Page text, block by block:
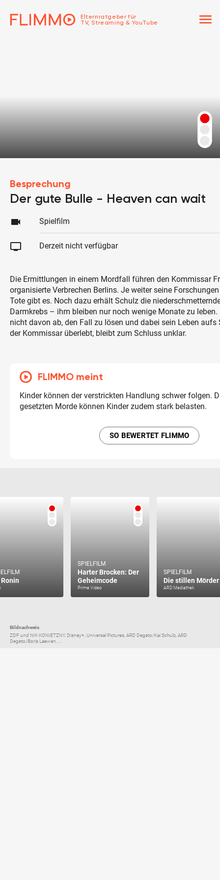
Elternratgeber für
TV, Streaming & YouTube
menu
Besprechung
Der gute Bulle - Heaven can wait
videocam Spielfilm
tv Derzeit nicht verfügbar
Die Ermittlungen in einem Mordfall führen den Kommissar
organisierte Verbrechen Berlins. Je weiter seine
Tote gibt es. Noch dazu erhält Schulz die
Darmkrebs – ihm bleiben nur noch wenige Monate zu
nicht davon ab, den Fall zu lösen und dabei sein Leben aufs
der Kommissar überlebt, bleibt zum Schluss unklar.
FLIMMO meint
Kinder können der verstrickten Handlung schwer folgen.
gesetzten Morde können Kinder zudem stark belasten.
SO BEWERTET FLIMMO
SPIELFILM
Harter Brocken: Der
Geheimcode
Prime Video
SPIELFILM
Die stillen Mörder
ARD Mediathek
Bildnachweis
ZDF und NIK KONIETZNY, Disney+, Universal Pictures, ARD Degeto/Kai Schulz, ARD
Degeto/Boris Laewen, ...